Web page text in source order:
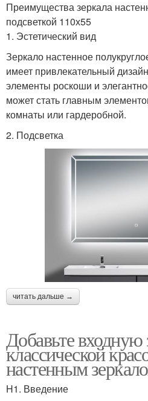
Преимущества зеркала
подсветкой 110х55
1. Эстетический вид
Зеркало настенное
имеет привлекательный
элементы роскоши и
может стать главным
комнаты или гардеробной.
2. Подсветка
читать дальше →
Добавьте входную
классической
настенным
H1. Введение